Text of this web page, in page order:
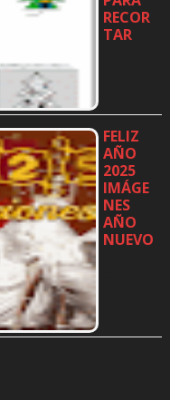
RECOR
TAR
FELIZ
AÑO
2025
IMÁGE
NES
AÑO
NUEVO